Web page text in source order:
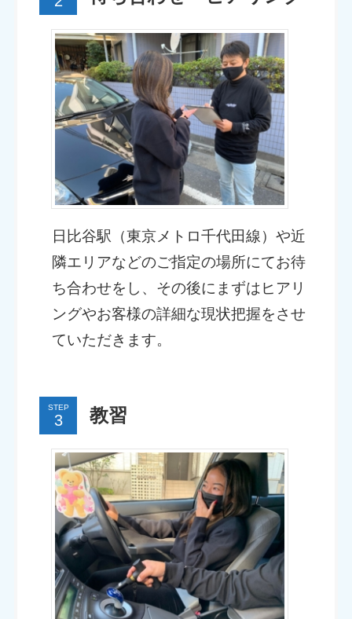
日比谷駅（東京メトロ千代田線）や近
隣エリアなどのご指定の場所にてお待
ち合わせをし、その後にまずはヒアリ
ングやお客様の詳細な現状把握をさせ
ていただきます。
STEP 教習